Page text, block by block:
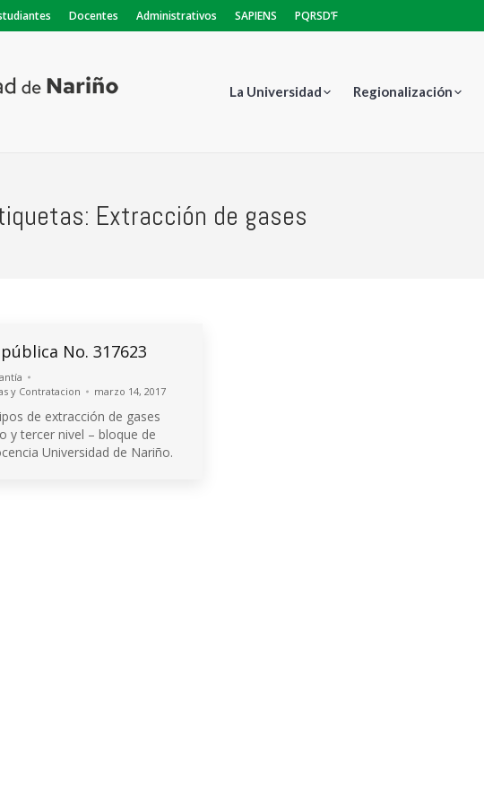
Docentes Administrativos SAPIENS PQRSD’F
La Universidad Regionalización
Extracción de gases
No. 317623
y Contratacion marzo 14, 2017
de extracción de gases
y tercer nivel – bloque de
Universidad de Nariño.